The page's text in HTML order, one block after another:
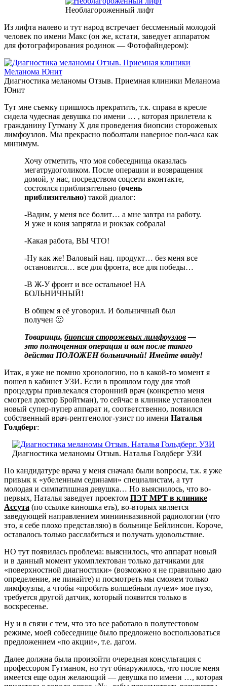
Необлагороженный лифт
Из лифта налево и тут народ встречает бессменный молодой
человек по имени Макс (он же, кстати, заведует аппаратом
для фотографирования родинок — Фотофайндером):
Диагностика меланомы Отзыв. Приемная клиники Меланома
Юнит
Тут мне съемку пришлось прекратить, т.к. справа в кресле
сидела чудесная девушка по имени … , которая прилетела к
гражданину Гутману Х для проведения биопсии сторожевых
лимфоузлов. Мы прекрасно поболтали наверное пол-часа как
минимум.
Хочу отметить, что моя собеседница оказалась
мегатрудоголиком. После операции и возвращения
домой, у нас, посредством соцсети вконтакте,
состоялся приблизительно (очень
приблизительно) такой диалог:
-Вадим, у меня все болит… а мне завтра на работу.
Я уже и коня запрягла и рюкзак собрала!
-Какая работа, ВЫ ЧТО!
-Ну как же! Валовый нац. продукт… без меня все
остановится… все для фронта, все для победы…
-В Ж-У фронт и все остальное! НА
БОЛЬНИЧНЫЙ!
В общем я её уговорил. И больничный был
получен 🙂
Товарищи, биопсия сторожевых лимфоузлов—
это полноценная операция и вам после такого
действа ПОЛОЖЕН больничный! Имейте ввиду!
Итак, я уже не помню хронологию, но в какой-то момент я
пошел в кабинет УЗИ. Если в прошлом году для этой
процедуры привлекался сторонний врач (конкретно меня
смотрел доктор Бройтман), то сейчас в клинике установлен
новый супер-пупер аппарат и, соответственно, появился
собственный врач-рентгенолог-узист по имени Наталья
Голдберг:
Диагностика меланомы Отзыв. Наталья Голдберг УЗИ
По кандидатуре врача у меня сначала были вопросы, т.к. я уже
привык к «убеленным сединами» специалистам, а тут
молодая и симпатишная девушка… Но выяснилось, что во-
первых, Наталья заведует проектом ПЭТ МРТ в клинике
Ассута (по ссылке киношка еть), во-вторых является
заведующей направлением миниинвазивной радиологии (что
это, я себе плохо представляю) в больнице Бейлинсон. Короче,
оставалось только расслабиться и получать удовольствие.
НО тут появилась проблема: выяснилось, что аппарат новый
и в данный момент укомплектован только датчиками для
«поверхностной диагностики» (возможно я не правильно даю
определение, не пинайте) и посмотреть мы сможем только
лимфоузлы, а чтобы «пробить волшебным лучем» мое пузо,
требуется другой датчик, который появится только в
воскресенье.
Ну и в связи с тем, что это все работало в полутестовом
режиме, моей собеседнице было предложено воспользоваться
предложением «по акции», т.е. дагом.
Далее должна была произойти очередная консультация с
профессором Гутманом, но тут обнаружилось, что после меня
имеется еще один желающий — девушка по имени …, которая